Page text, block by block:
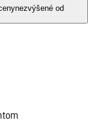
nezvýšené od